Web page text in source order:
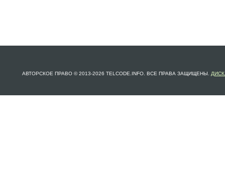
АВТОРСКОЕ ПРАВО © 2013-2026 TELCODE.INFO. ВСЕ ПРАВА ЗАЩИЩЕНЫ.